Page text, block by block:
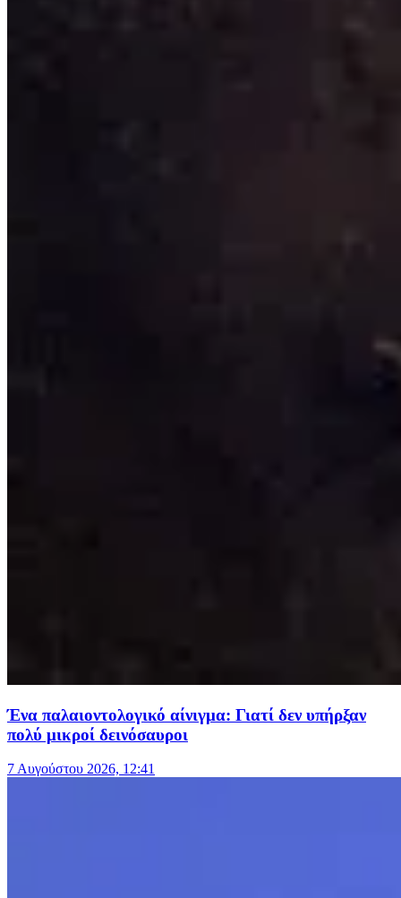
Ένα παλαιοντολογικό αίνιγμα: Γιατί δεν υπήρξαν
πολύ μικροί δεινόσαυροι
7 Αυγούστου 2026, 12:41